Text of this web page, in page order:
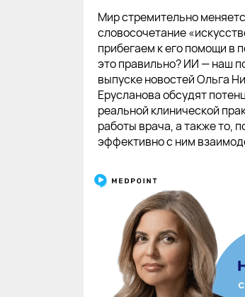
Мир стремительно
словосочетание
прибегаем к его помощи в
это правильно? ИИ — наш
выпуске новостей Ольга
Ерусланова обсудят
реальной клинической
работы врача, а также то,
эффективно с ним